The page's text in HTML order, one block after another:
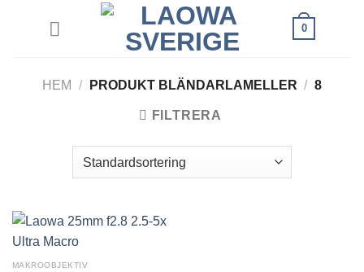
0
HEM / PRODUKT BLÄNDARLAMELLER / 8
FILTRERA
MAKROOBJEKTIV